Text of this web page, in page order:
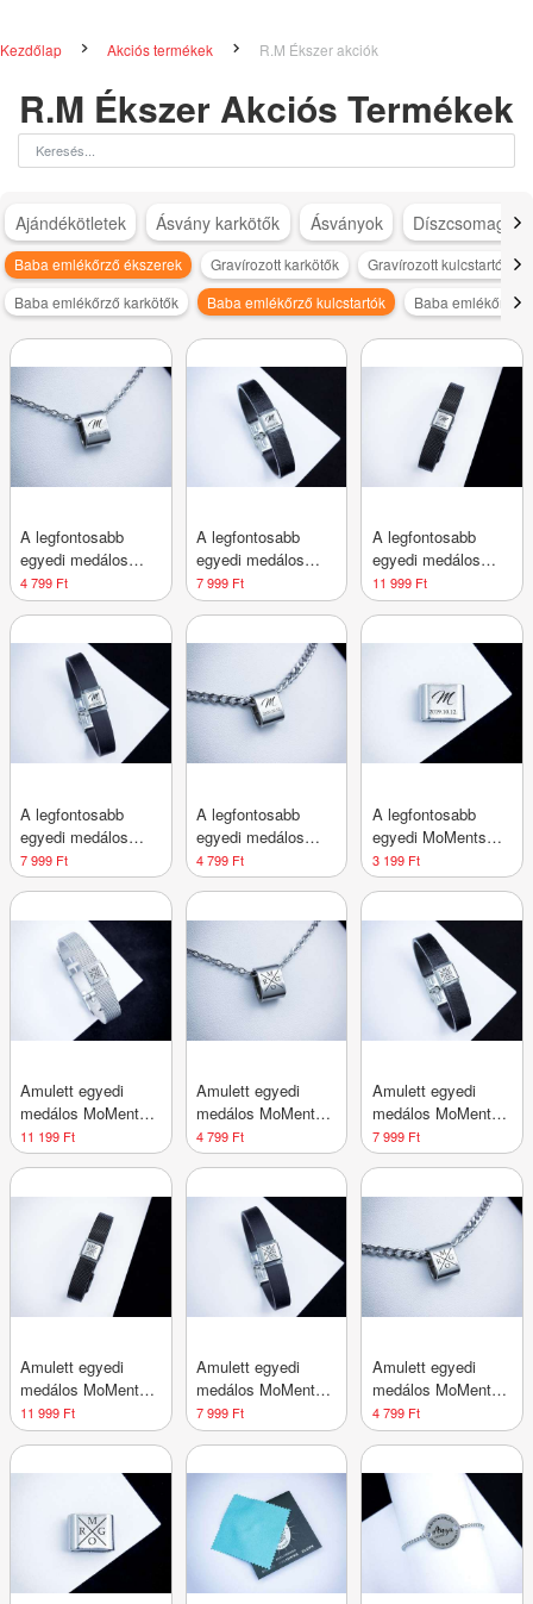
Kezdőlap Akciós termékek R.M Ékszer akciók
R.M Ékszer Akciós Termékek
Ajándékötletek Ásvány karkötők Ásványok
Baba emlékőrző ékszerek Gravírozott karkötők
Gravírozott kulcstartók
Baba emlékőrző karkötők
Baba emlékőrző kulcstartók Baba emlékőrző
A legfontosabb
egyedi medálos
MoMents anker
acél nyaklánc
4 799 Ft
A legfontosabb
egyedi medálos
MoMents bőr
karkötő
7 999 Ft
A legfontosabb
egyedi medálos
MoMents fekete
színű acél karkötő
11 999 Ft
A legfontosabb
egyedi medálos
MoMents kaucsuk
karkötő
7 999 Ft
A legfontosabb
egyedi medálos
MoMents pancer
acél nyaklánc
4 799 Ft
A legfontosabb
egyedi MoMents
acél medál
3 199 Ft
Amulett egyedi
medálos MoMents
acél karkötő
11 199 Ft
Amulett egyedi
medálos MoMents
anker acél nyaklánc
4 799 Ft
Amulett egyedi
medálos MoMents
bőr karkötő
7 999 Ft
Amulett egyedi
medálos MoMents
fekete színű acél
karkötő
11 999 Ft
Amulett egyedi
medálos MoMents
kaucsuk karkötő
7 999 Ft
Amulett egyedi
medálos MoMents
pancer acél
nyaklánc
4 799 Ft